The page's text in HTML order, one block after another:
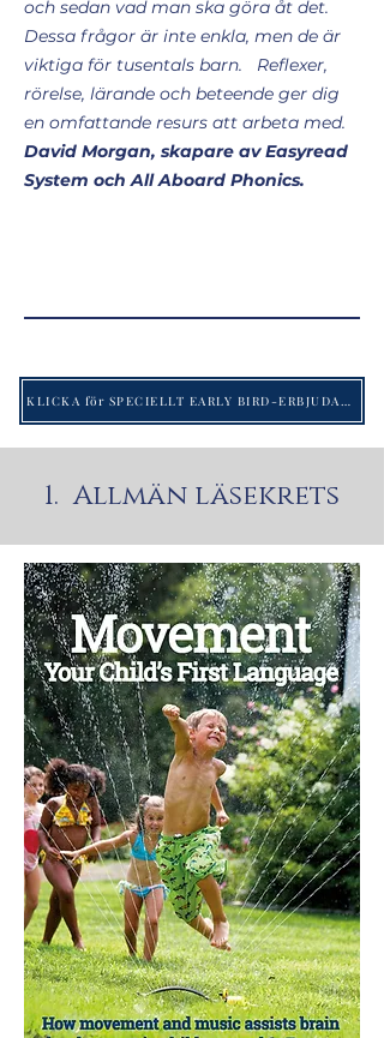
och sedan vad man ska göra åt det.
Dessa frågor är inte enkla, men de är
viktiga för tusentals barn. Reflexer,
rörelse, lärande och beteende ger dig
en omfattande resurs att arbeta med.
David Morgan, skapare av Easyread
System och All Aboard Phonics.
KLICKA för SPECIELLT EARLY BIRD-ERBJUDANDE fram till det officiella publiceringsdatumet 1 maj 2023
1. Allmän läsekrets